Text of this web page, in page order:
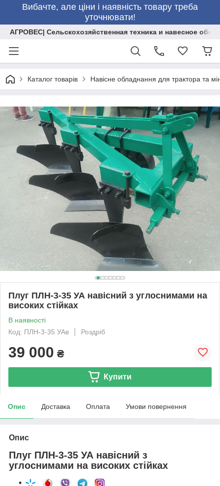
Вибачте, але ціни і наявність товару треба
уточнювати!
АГРОВЕС| Сельскохозяйственная техника и навесное
Каталог товарів Навісне обладнання для трактора та
Плуг ПЛН-3-35 УА навісний з углоснимами на
високих стійках
В наявності
Код: ПЛН-3-35 УАв
Роздріб
39 000 ₴
Купити
Опис Доставка Оплата Умови повернення
Опис
Плуг ПЛН-3-35 УА навісний з
углоснимами на високих стійках